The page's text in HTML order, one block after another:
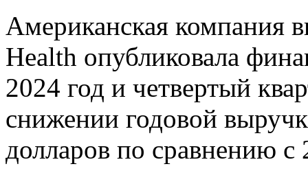
Американская компания
Health опубликовала
2024 год и четвертый
снижении годовой
долларов по сравнению с